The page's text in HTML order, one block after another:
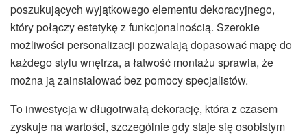
poszukujących wyjątkowego elementu dekoracyjnego,
który połączy estetykę z funkcjonalnością. Szerokie
możliwości personalizacji pozwalają dopasować mapę do
każdego stylu wnętrza, a łatwość montażu sprawia, że
można ją zainstalować bez pomocy specjalistów.
To inwestycja w długotrwałą dekorację, która z czasem
zyskuje na wartości, szczególnie gdy staje się osobistym